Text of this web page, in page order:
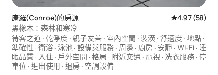
康羅(Conroe)的房源 從 58 則評價
4.97 (58)
黑橡木：森林和寒冷
待客之道 · 乾淨度 · 親子友善 · 室內空間 · 裝潢 · 舒適度 · 地點 ·
準確性 · 衛浴 · 泳池 · 設備與服務 · 周邊 · 廚房 · 安靜 · Wi-Fi · 睡
眠品質 · 入住 · 戶外空間 · 格局 · 附近交通 · 電視 · 洗衣服務 · 停
車位 · 進出使用 · 退房 · 空調設備